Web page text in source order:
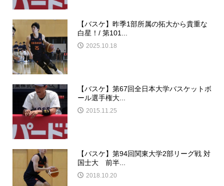
【バスケ】昨季1部所属の拓大から貴重な
白星！/ 第101...
2025.10.18
【バスケ】第67回全日本大学バスケットボ
ール選手権大...
2015.11.25
【バスケ】第94回関東大学2部リーグ戦 対
国士大 前半...
2018.10.20